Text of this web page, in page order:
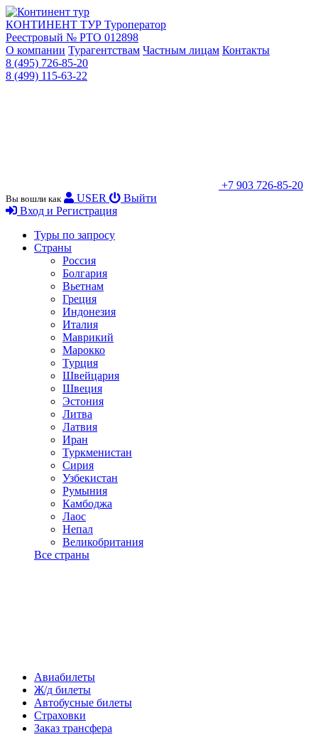
КОНТИНЕНТ ТУР Туроператор
Реестровый № РТО 012898
О компании Турагентствам Частным лицам Контакты
8 (495) 726-85-20
8 (499) 115-63-22
+7 903 726-85-20
Вы вошли как USER
Выйти
Вход и Регистрация
Туры по запросу
Страны
Россия
Болгария
Вьетнам
Греция
Индонезия
Италия
Маврикий
Марокко
Турция
Швейцария
Швеция
Эстония
Литва
Латвия
Иран
Туркменистан
Сирия
Узбекистан
Румыния
Камбоджа
Лаос
Непал
Великобритания
Все страны
Авиабилеты
Ж/д билеты
Автобусные билеты
Страховки
Заказ трансфера